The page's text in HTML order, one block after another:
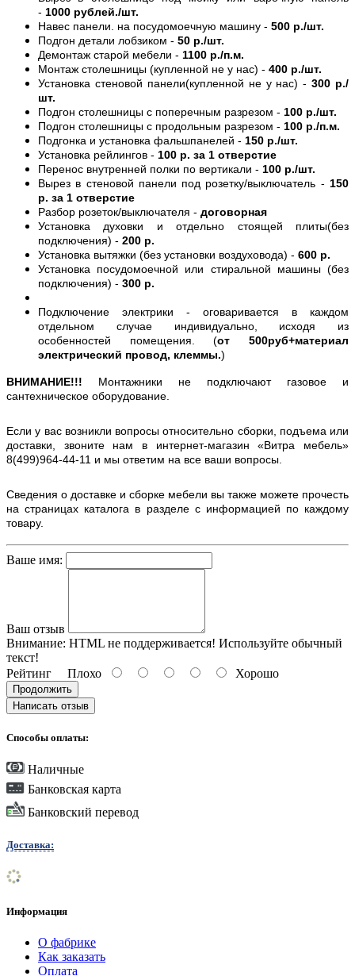
- 1000 рублей./шт.
Навес панели. на посудомоечную машину - 500 р./шт.
Подгон детали лобзиком - 50 р./шт.
Демонтаж старой мебели - 1100 р./п.м.
Монтаж столешницы (купленной не у нас) - 400 р./шт.
Установка стеновой панели(купленной не у нас) -300 р./
шт.
Подгон столешницы с поперечным разрезом - 100 р./шт.
Подгон столешницы с продольным разрезом - 100 р./п.м.
Подгонка и установка фальшпанелей - 150 р./шт.
Установка рейлингов - 100 р. за 1 отверстие
Перенос внутренней полки по вертикали - 100 р./шт.
Вырез в стеновой панели под розетку/выключатель - 150
р. за 1 отверстие
Разбор розеток/выключателя - договорная
Установка духовки и отдельно стоящей плиты(без
подключения) - 200 р.
Установка вытяжки (без установки воздуховода) - 600 р.
Установка посудомоечной или стиральной машины (без
подключения) - 300 р.
Подключение электрики - оговаривается в каждом
отдельном случае индивидуально, исходя из
особенностей помещения. (от 500руб+материал
электрический провод, клеммы.)
ВНИМАНИЕ!!! Монтажники не подключают газовое и
сантехническое оборудование.
Если у вас возникли вопросы относительно сборки, подъема или
доставки, звоните нам в интернет-магазин «Витра мебель»
8(499)964-44-11 и мы ответим на все ваши вопросы.
Сведения о доставке и сборке мебели вы также можете прочесть
на страницах каталога в разделе с информацией по каждому
товару.
Ваше имя:
Ваш отзыв
Внимание: HTML не поддерживается! Используйте обычный
текст!
Рейтинг Плохо Хорошо
Продолжить
Написать отзыв
Способы оплаты:
Наличные
Банковская карта
Банковский перевод
Доставка:
Информация
О фабрике
Как заказать
Оплата